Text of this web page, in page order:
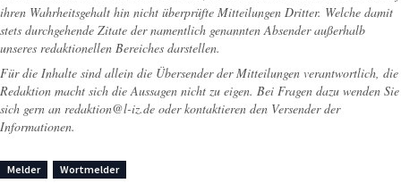
ihren Wahrheitsgehalt hin nicht überprüfte Mitteilungen Dritter. Welche damit
stets durchgehende Zitate der namentlich genannten Absender außerhalb
unseres redaktionellen Bereiches darstellen.
Für die Inhalte sind allein die Übersender der Mitteilungen verantwortlich, die
Redaktion macht sich die Aussagen nicht zu eigen. Bei Fragen dazu wenden Sie
sich gern an redaktion@l-iz.de oder kontaktieren den Versender der
Informationen.
Melder Wortmelder